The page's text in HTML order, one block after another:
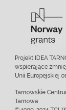
Projekt IDEA
wspierające
Unii Europejskiej
Tarnowskie
Tarnowa